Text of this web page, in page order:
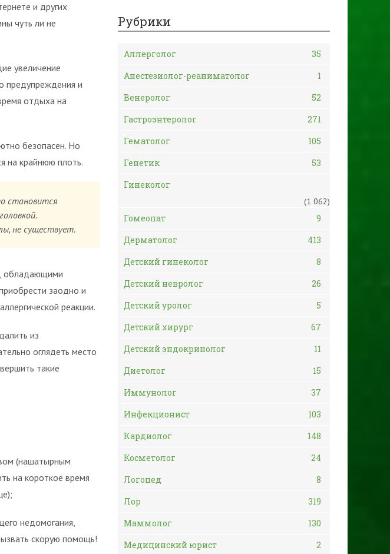
и других
чуть ли не
увеличение
предупреждения и
отдыха на
безопасен. Но
на крайнюю плоть.
становится
не существует.
обладающими
заодно и
реакции.
из
оглядеть место
такие
(нашатырным
на короткое время
недомогания,
скорую помощь!
Рубрики
Аллерголог
35
Анестезиолог-реаниматолог
1
Венеролог
52
Гастроэнтеролог
271
Гематолог
105
Генетик
53
Гинеколог
(1 062)
Гомеопат
9
Дерматолог
413
Детский гинеколог
8
Детский невролог
26
Детский уролог
5
Детский хирург
67
Детский эндокринолог
11
Диетолог
15
Иммунолог
37
Инфекционист
103
Кардиолог
148
Косметолог
24
Логопед
8
Лор
319
Маммолог
130
Медицинский юрист
2